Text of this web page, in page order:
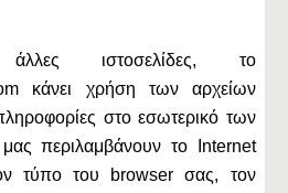
ιστοσελίδες, το
κάνει χρήση των αρχείων
στο εσωτερικό των
περιλαμβάνουν το Internet
τύπο του browser σας, τον